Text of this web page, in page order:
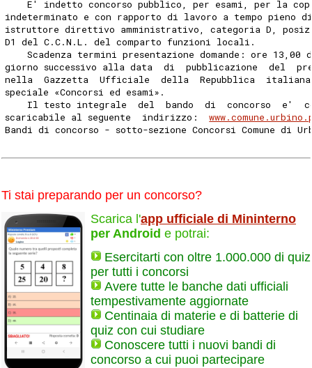
E' indetto concorso pubblico, per esami, per la
indeterminato e con rapporto di lavoro a tempo
istruttore direttivo amministrativo, categoria D,
D1 del C.C.N.L. del comparto funzioni locali.
Scadenza termini presentazione domande: ore 13,00
giorno successivo alla data  di  pubblicazione  del
nella  Gazzetta  Ufficiale  della  Repubblica
speciale «Concorsi ed esami».
Il testo integrale  del  bando  di  concorso  e'
scaricabile al seguente  indirizzo:
Bandi di concorso - sotto-sezione Concorsi Comune di
Ti stai preparando per un concorso?
Scarica l'app ufficiale di Mininterno
per Android e potrai:
Esercitarti con oltre 1.000.000 di quiz
per tutti i concorsi
Avere tutte le banche dati ufficiali
tempestivamente aggiornate
Centinaia di materie e di batterie di
quiz con cui studiare
Conoscere tutti i nuovi bandi di
concorso a cui puoi partecipare